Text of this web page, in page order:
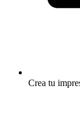
Crea tu